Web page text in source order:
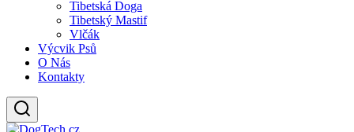
Tibetská Doga
Tibetský Mastif
Vlčák
Výcvik Psů
O Nás
Kontakty